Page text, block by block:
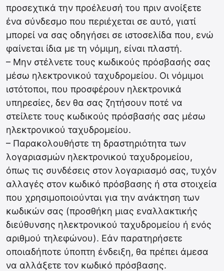
προσεχτικά την προέλευσή του πριν ανοίξετε
ένα σύνδεσμο που περιέχεται σε αυτό, γιατί
μπορεί να σας οδηγήσει σε ιστοσελίδα που, ενώ
φαίνεται ίδια με τη νόμιμη, είναι πλαστή.
– Μην στέλνετε τους κωδικούς πρόσβασής σας
μέσω ηλεκτρονικού ταχυδρομείου. Οι νόμιμοι
ιστότοποι, που προσφέρουν ηλεκτρονικά
υπηρεσίες, δεν θα σας ζητήσουν ποτέ να
στείλετε τους κωδικούς πρόσβασής σας μέσω
ηλεκτρονικού ταχυδρομείου.
– Παρακολουθήστε τη δραστηριότητα των
λογαριασμών ηλεκτρονικού ταχυδρομείου,
όπως τις συνδέσεις στον λογαριασμό σας, τυχόν
αλλαγές στον κωδικό πρόσβασης ή στα στοιχεία
που χρησιμοποιούνται για την ανάκτηση των
κωδικών σας (προσθήκη μιας εναλλακτικής
διεύθυνσης ηλεκτρονικού ταχυδρομείου ή ενός
αριθμού τηλεφώνου). Εάν παρατηρήσετε
οποιαδήποτε ύποπτη ένδειξη, θα πρέπει άμεσα
να αλλάξετε τον κωδικό πρόσβασης.